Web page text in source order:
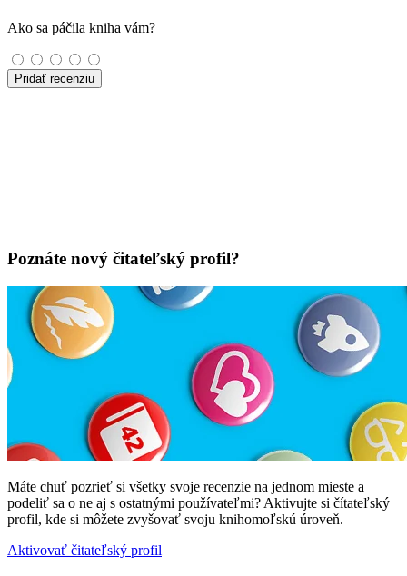
Ako sa páčila kniha vám?
Pridať recenziu
Poznáte nový čitateľský profil?
Máte chuť pozrieť si všetky svoje recenzie na jednom mieste a
podeliť sa o ne aj s ostatnými používateľmi? Aktivujte si čítateľský
profil, kde si môžete zvyšovať svoju knihomoľskú úroveň.
Aktivovať čitateľský profil